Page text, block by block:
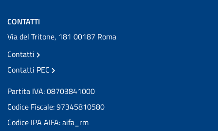
CONTATTI
Via del Tritone, 181 00187 Roma
Contatti
Contatti PEC
Partita IVA: 08703841000
Codice Fiscale: 97345810580
Codice IPA AIFA: aifa_rm